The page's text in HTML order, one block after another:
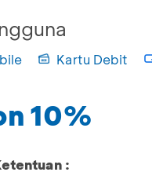
Kartu Debit
10%
: